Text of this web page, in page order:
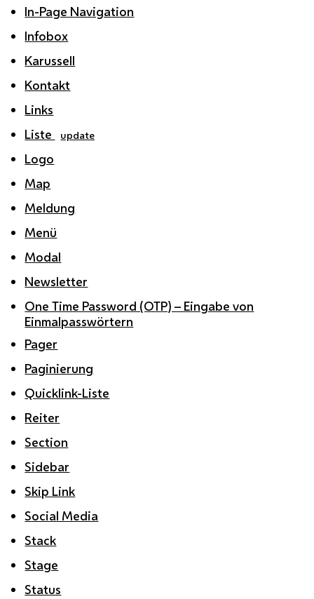
In-Page Navigation
Infobox
Karussell
Kontakt
Links
Liste
update
Logo
Map
Meldung
Menü
Modal
Newsletter
One Time Password (OTP) – Eingabe von
Einmalpasswörtern
Pager
Paginierung
Quicklink-Liste
Reiter
Section
Sidebar
Skip Link
Social Media
Stack
Stage
Status